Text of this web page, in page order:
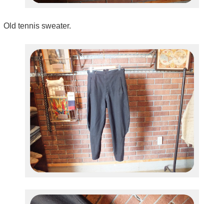
Old tennis sweater.